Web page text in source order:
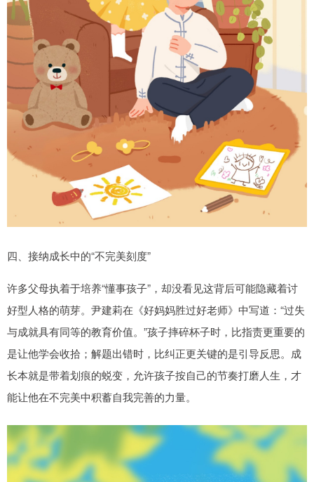
四、接纳成长中的“不完美刻度”
许多父母执着于培养“懂事孩子”，却没看见这背后可能隐藏着讨
好型人格的萌芽。尹建莉在《好妈妈胜过好老师》中写道：“过失
与成就具有同等的教育价值。”孩子摔碎杯子时，比指责更重要的
是让他学会收拾；解题出错时，比纠正更关键的是引导反思。成
长本就是带着划痕的蜕变，允许孩子按自己的节奏打磨人生，才
能让他在不完美中积蓄自我完善的力量。